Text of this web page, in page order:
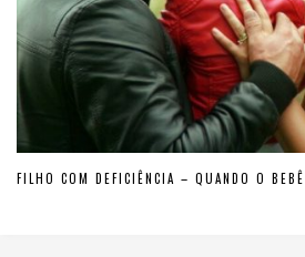
FILHO COM DEFICIÊNCIA – QUANDO O